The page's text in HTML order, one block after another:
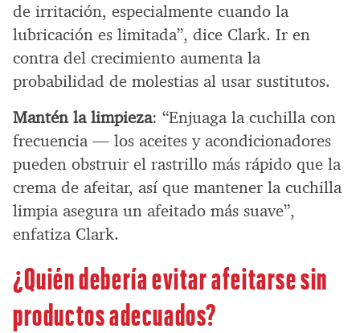
de irritación, especialmente cuando la
lubricación es limitada”, dice Clark. Ir en
contra del crecimiento aumenta la
probabilidad de molestias al usar sustitutos.
Mantén la limpieza: “Enjuaga la cuchilla con
frecuencia — los aceites y acondicionadores
pueden obstruir el rastrillo más rápido que la
crema de afeitar, así que mantener la cuchilla
limpia asegura un afeitado más suave”,
enfatiza Clark.
¿Quién debería evitar afeitarse sin
productos adecuados?